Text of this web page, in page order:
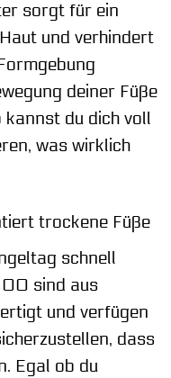
sorgt für ein
und verhindert
deiner Füße
kannst du dich voll
was wirklich
trockene Füße
schnell
sind aus
und verfügen
dass
Egal ob du